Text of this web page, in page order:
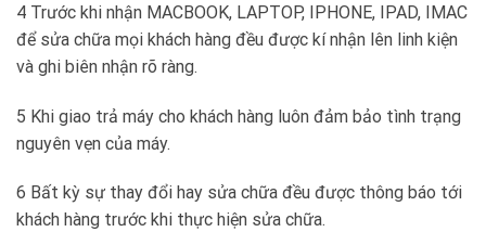
4 Trước khi nhận MACBOOK, LAPTOP, IPHONE, IPAD, IMAC
để sửa chữa mọi khách hàng đều được kí nhận lên linh kiện
và ghi biên nhận rõ ràng.
5 Khi giao trả máy cho khách hàng luôn đảm bảo tình trạng
nguyên vẹn của máy.
6 Bất kỳ sự thay đổi hay sửa chữa đều được thông báo tới
khách hàng trước khi thực hiện sửa chữa.